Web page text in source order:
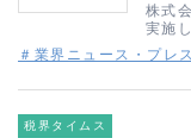
株式
実施
調査
者で
＃業界ニュース・プレ
税界タイムス